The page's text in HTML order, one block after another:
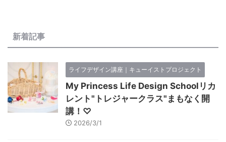
新着記事
ライフデザイン講座｜キューイストプロジェクト
My Princess Life Design Schoolリカ
レント"トレジャークラス"まもなく開
講！♡
2026/3/1